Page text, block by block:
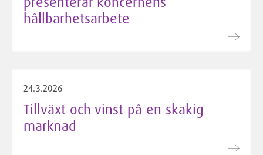
hållbarhetsarbete
24.3.2026
Tillväxt och vinst på en skakig
marknad